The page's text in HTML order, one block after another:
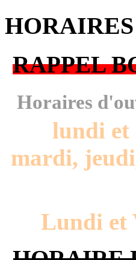
HORAIRES
RAPPEL
Horaires
lundi et
mardi,
Lundi et